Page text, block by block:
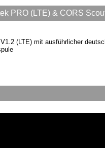
PRO (LTE) & CORS
(LTE) mit ausführlicher